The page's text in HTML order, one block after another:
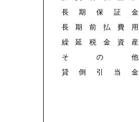
長期保証金
長期前払費用
繰延税金資産
その他
貸倒引当金